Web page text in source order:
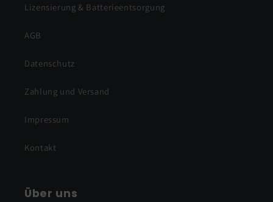
Lizensierung & Batterieentsorgung
AGB
Datenschutz
Zahlung und Versand
Impressum
Kontakt
Über uns